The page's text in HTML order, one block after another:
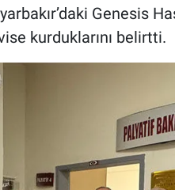
Genesis
kurduklarını belirtti.